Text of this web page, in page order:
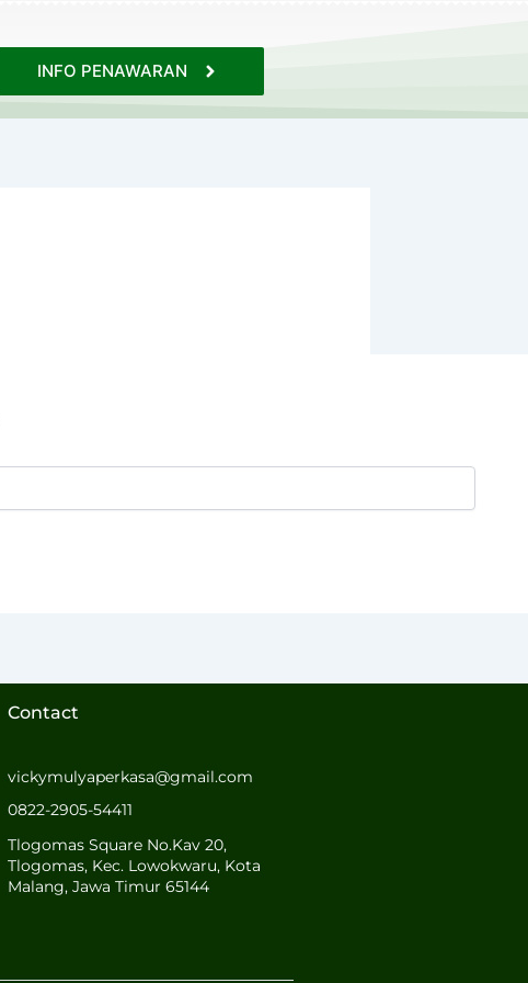
INFO PENAWARAN
Contact
vickymulyaperkasa@gmail.com
0822-2905-54411
Tlogomas Square No.Kav 20,
Tlogomas, Kec. Lowokwaru, Kota
Malang, Jawa Timur 65144